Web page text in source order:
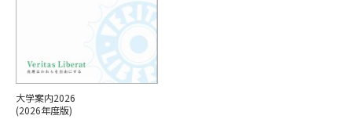
留学・進学関連、塾・予備校
大学入学共通テスト「受験上の
配慮案内」の請求
幼稚園教員資格認定試験
大学案内2026
(2026年度版)